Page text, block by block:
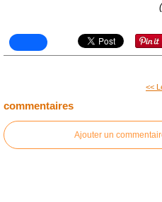
<<
commentaires
Ajouter un